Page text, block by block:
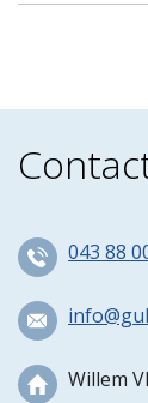
043 88
Willem